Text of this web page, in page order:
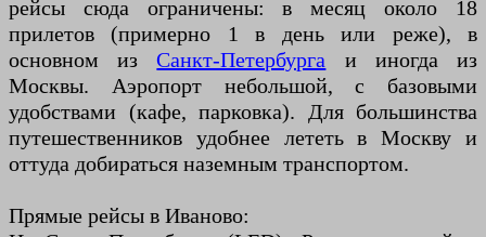
рейсы сюда ограничены: в месяц около 18
прилетов (примерно 1 в день или реже), в
основном изСанкт-Петербурга и иногда из
Москвы. Аэропорт небольшой, с базовыми
удобствами (кафе, парковка). Для большинства
путешественников удобнее лететь в Москву и
оттуда добираться наземным транспортом.
Прямые рейсы в Иваново: